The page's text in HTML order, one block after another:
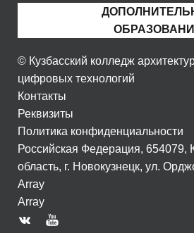
© Кузбасский колледж
цифровых технологий
Контакты
Реквизиты
Политика конфиденциальности
Российская Федерация, 654079,
область, г. Новокузнецк, ул.
Array
Array